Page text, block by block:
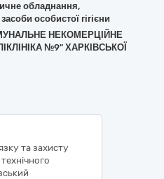
обладнання,
особистої гігієни
НЕКОМЕРЦІЙНЕ
№9" ХАРКІВСЬКОЇ
та захисту